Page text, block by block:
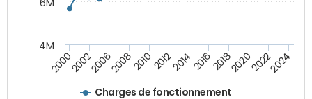
Charges de fonctionnement
200020022006200820102012201420162018202020222024
4M
6M